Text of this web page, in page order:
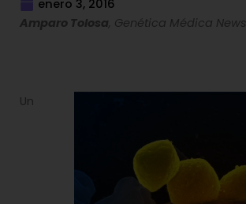
enero 3, 2016
Amparo Tolosa, Genética Médica News
Un